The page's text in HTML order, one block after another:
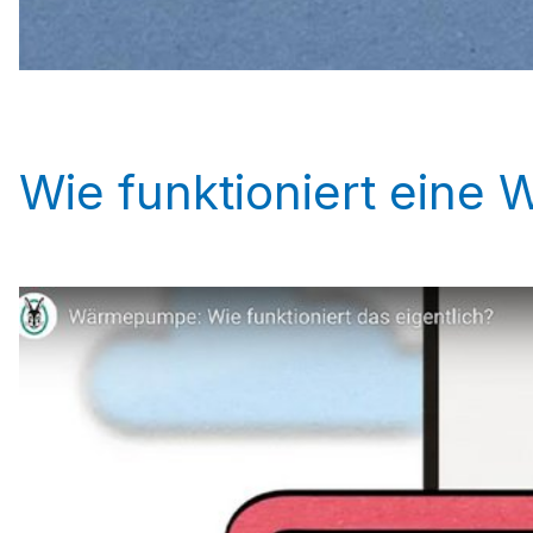
Wie funktioniert eine